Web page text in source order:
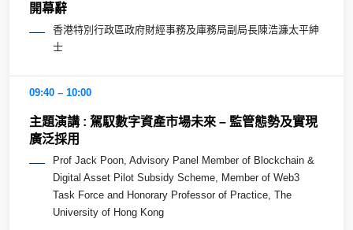
開幕辭
香港特別行政區政府財經事務及庫務局副局長陳浩濂太平紳
士
09:40 – 10:00
主題演講 : 駕馭數字資產市場未來 – 監管態勢及實現
廣泛採用
Prof Jack Poon, Advisory Panel Member of Blockchain &
Digital Asset Pilot Subsidy Scheme, Member of Web3
Task Force and Honorary Professor of Practice, The
University of Hong Kong